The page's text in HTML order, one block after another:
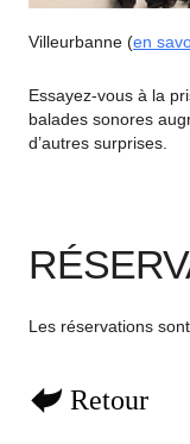
Villeurbanne (en
Essayez-vous à la
balades sonores
d’autres surprises.
Les réservations
Retour